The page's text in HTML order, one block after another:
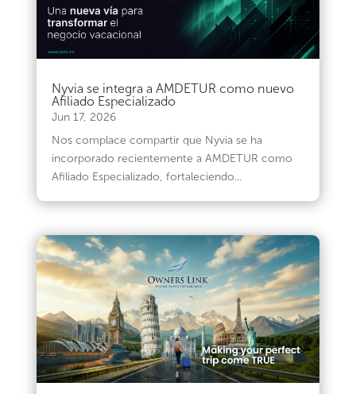
Nyvia se integra a AMDETUR como nuevo
Afiliado Especializado
Jun 17, 2026
Nos complace compartir que Nyvia se ha
incorporado recientemente a AMDETUR como
Afiliado Especializado, fortaleciendo...